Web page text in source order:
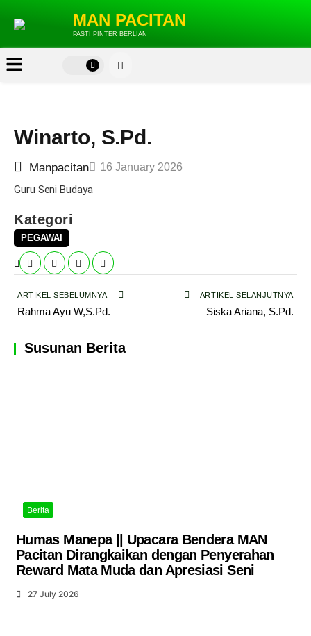
MAN PACITAN
PASTI PINTER BERLIAN
Winarto, S.Pd.
Manpacitan 16 January 2026
Guru Seni Budaya
Kategori
PEGAWAI
ARTIKEL SEBELUMNYA
Rahma Ayu W,S.Pd.
ARTIKEL SELANJUTNYA
Siska Ariana, S.Pd.
Susunan Berita
Berita
Humas Manepa || Upacara Bendera MAN
Pacitan Dirangkaikan dengan Penyerahan
Reward Mata Muda dan Apresiasi Seni
27 July 2026